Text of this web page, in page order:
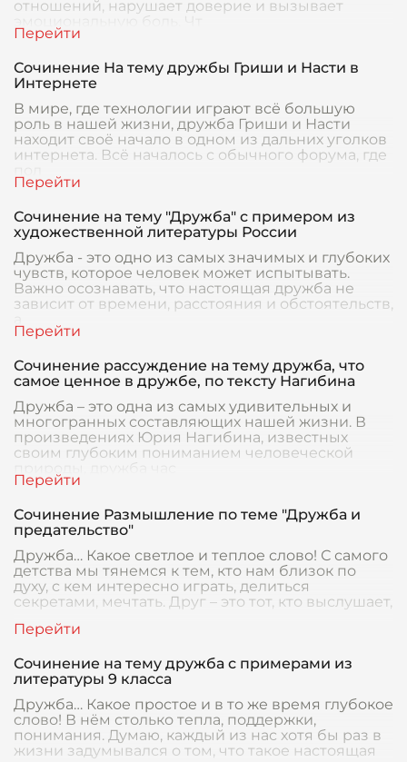
отношений, нарушает доверие и вызывает
эмоциональную боль. Чт
Сочинение На тему дружбы Гриши и Насти в
Интернете
В мире, где технологии играют всё большую
роль в нашей жизни, дружба Гриши и Насти
находит своё начало в одном из дальних уголков
интернета. Всё началось с обычного форума, где
Сочинение на тему "Дружба" с примером из
художественной литературы России
Дружба - это одно из самых значимых и глубоких
чувств, которое человек может испытывать.
Важно осознавать, что настоящая дружба не
зависит от времени, расстояния и обстоятельств,
Сочинение рассуждение на тему дружба, что
самое ценное в дружбе, по тексту Нагибина
Дружба – это одна из самых удивительных и
многогранных составляющих нашей жизни. В
произведениях Юрия Нагибина, известных
своим глубоким пониманием человеческой
природы, дружба час
Сочинение Размышление по теме "Дружба и
предательство"
Дружба… Какое светлое и теплое слово! С самого
детства мы тянемся к тем, кто нам близок по
духу, с кем интересно играть, делиться
секретами, мечтать. Друг – это тот, кто выслушает,
Сочинение на тему дружба с примерами из
литературы 9 класса
Дружба… Какое простое и в то же время глубокое
слово! В нём столько тепла, поддержки,
понимания. Думаю, каждый из нас хотя бы раз в
жизни задумывался о том, что такое настоящая